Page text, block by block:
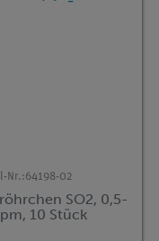
Nr.:64198-02
SO2, 0,5-
10 Stück